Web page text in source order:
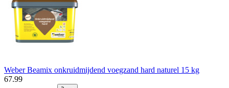
Weber Beamix onkruidmijdend voegzand hard naturel 15 kg
67.99